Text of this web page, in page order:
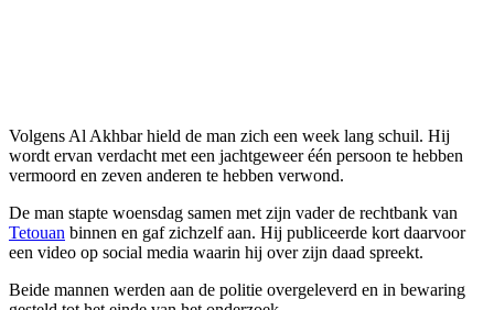
Volgens Al Akhbar hield de man zich een week lang schuil. Hij
wordt ervan verdacht met een jachtgeweer één persoon te hebben
vermoord en zeven anderen te hebben verwond.
De man stapte woensdag samen met zijn vader de rechtbank van
Tetouan binnen en gaf zichzelf aan. Hij publiceerde kort daarvoor
een video op social media waarin hij over zijn daad spreekt.
Beide mannen werden aan de politie overgeleverd en in bewaring